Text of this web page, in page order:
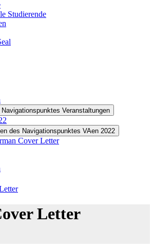
Studierende
Veranstaltungen
des Navigationspunktes VAen 2022
Cover Letter
Letter